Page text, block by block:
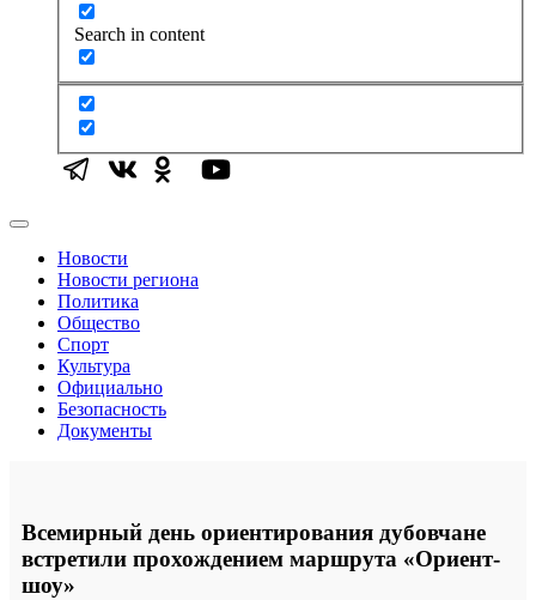
Search in content
Новости
Новости региона
Политика
Общество
Спорт
Культура
Официально
Безопасность
Документы
Всемирный день ориентирования дубовчане
встретили прохождением маршрута «Ориент-
шоу»